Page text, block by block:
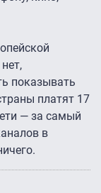
показывать
платят 17
— за самый
в